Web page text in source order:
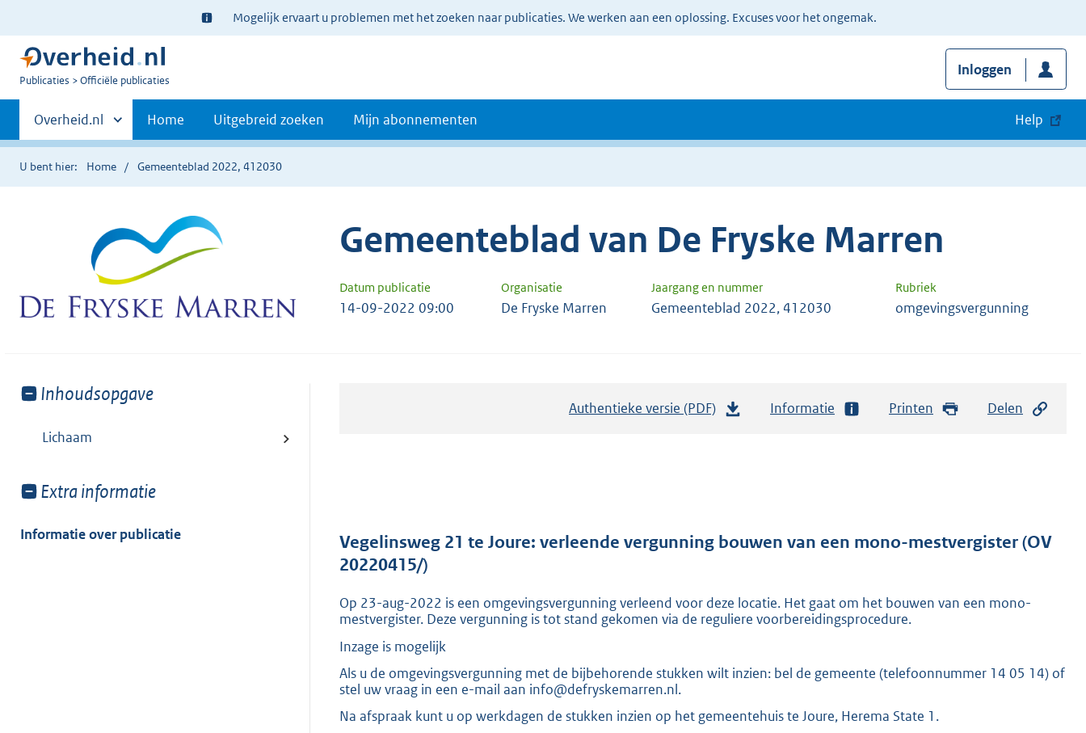
Ter
informatie:
Mogelijk ervaart u problemen met het zoeken naar publicaties. We werken aan een oplossing. Excuses voor het ongemak.
U
Publicaties Officiële publicaties
Inloggen
Primaire
navigatie
Andere
sites
binnen
Overheid.nl Home Uitgebreid zoeken Mijn abonnementen Help
U bent hier: Home Gemeenteblad 2022, 412030
Gemeenteblad van De Fryske Marren
Datum publicatie Organisatie Jaargang en nummer Rubriek
14-09-2022 09:00 De Fryske Marren Gemeenteblad 2022, 412030 omgevingsvergunning
Toon
van:
Inhoudsopgave
Lichaam
Toon
van:
Extra informatie
Informatie over publicatie
Authentieke versie (PDF)
d
r
o
t
e
Informatie Printen Delen
Vegelinsweg 21 te Joure: verleende vergunning bouwen van een mono-mestvergister (OV
20220415/)
Op 23-aug-2022 is een omgevingsvergunning verleend voor deze locatie. Het gaat om het bouwen van een mono-
mestvergister. Deze vergunning is tot stand gekomen via de reguliere voorbereidingsprocedure.
Inzage is mogelijk
Als u de omgevingsvergunning met de bijbehorende stukken wilt inzien: bel de gemeente (telefoonnummer 14 05 14) of
stel uw vraag in een e-mail aan info@defryskemarren.nl.
Na afspraak kunt u op werkdagen de stukken inzien op het gemeentehuis te Joure, Herema State 1.